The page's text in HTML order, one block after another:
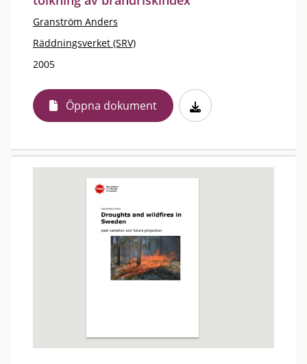
Granström Anders
Räddningsverket (SRV)
2005
Öppna dokument